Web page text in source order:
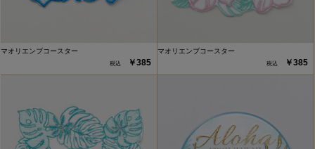
マオリエンブコースター
￥385
マオリエンブコースター
￥385